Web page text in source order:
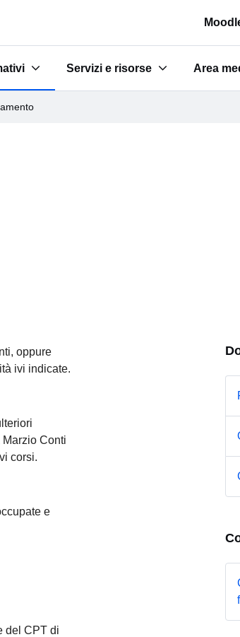
"Percorsi formativi"
Servizi e risorse
Submenu for "Servizi e risorse"
Area
oppure
ivi indicate.
Conti
corsi.
e
del CPT di